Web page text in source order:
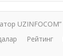
Рейтинг